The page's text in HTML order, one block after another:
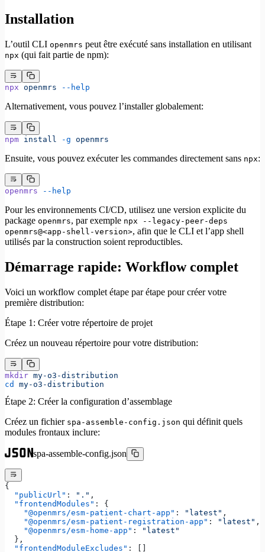
Installation
L’outil CLI openmrs peut être exécuté sans installation en utilisant
npx (qui fait partie de npm):
npx openmrs --help
Alternativement, vous pouvez l’installer globalement:
npm install -g openmrs
Ensuite, vous pouvez exécuter les commandes directement sans npx:
openmrs --help
Pour les environnements CI/CD, utilisez une version explicite du
package openmrs, par exemple npx --legacy-peer-deps
openmrs@<app-shell-version>, afin que le CLI et l’app shell
utilisés par la construction soient reproductibles.
Démarrage rapide: Workflow complet
Voici un workflow complet étape par étape pour créer votre
première distribution:
Étape 1: Créer votre répertoire de projet
Créez un nouveau répertoire pour votre distribution:
mkdir my-o3-distribution
cd
my-o3-distribution
Étape 2: Créer la configuration d’assemblage
Créez un fichier spa-assemble-config.json qui définit quels
modules frontaux inclure:
spa-assemble-config.json
{
  "publicUrl"
: "." ,
  "frontendModules"
: {
    "@openmrs/esm-patient-chart-app"
: "latest" ,
    "@openmrs/esm-patient-registration-app"
: "latest" ,
    "@openmrs/esm-home-app"
:
"latest"
  },
  "frontendModuleExcludes"
: []